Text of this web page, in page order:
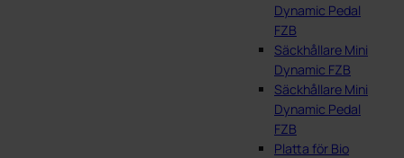
Dynamic Pedal
FZB
Säckhållare Mini
Dynamic FZB
Säckhållare Mini
Dynamic Pedal
FZB
Platta för Bio